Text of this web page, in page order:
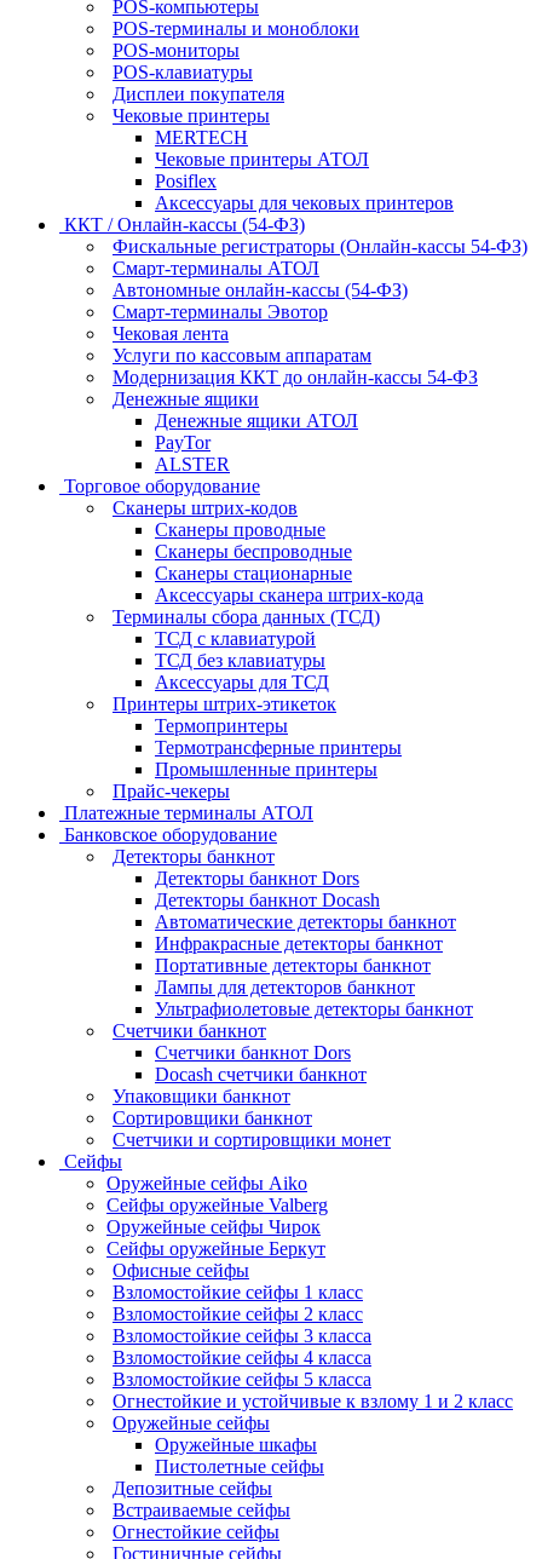
POS-компьютеры
POS-терминалы и моноблоки
POS-мониторы
POS-клавиатуры
Дисплеи покупателя
Чековые принтеры
MERTECH
Чековые принтеры АТОЛ
Posiflex
Аксессуары для чековых принтеров
ККТ / Онлайн-кассы (54-ФЗ)
Фискальные регистраторы (Онлайн-кассы 54-ФЗ)
Смарт-терминалы АТОЛ
Автономные онлайн-кассы (54-ФЗ)
Смарт-терминалы Эвотор
Чековая лента
Услуги по кассовым аппаратам
Модернизация ККТ до онлайн-кассы 54-ФЗ
Денежные ящики
Денежные ящики АТОЛ
PayTor
ALSTER
Торговое оборудование
Сканеры штрих-кодов
Сканеры проводные
Сканеры беспроводные
Сканеры стационарные
Аксессуары сканера штрих-кода
Терминалы сбора данных (ТСД)
ТСД с клавиатурой
ТСД без клавиатуры
Аксессуары для ТСД
Принтеры штрих-этикеток
Термопринтеры
Термотрансферные принтеры
Промышленные принтеры
Прайс-чекеры
Платежные терминалы АТОЛ
Банковское оборудование
Детекторы банкнот
Детекторы банкнот Dors
Детекторы банкнот Docash
Автоматические детекторы банкнот
Инфракрасные детекторы банкнот
Портативные детекторы банкнот
Лампы для детекторов банкнот
Ультрафиолетовые детекторы банкнот
Счетчики банкнот
Счетчики банкнот Dors
Docash счетчики банкнот
Упаковщики банкнот
Сортировщики банкнот
Счетчики и сортировщики монет
Сейфы
Оружейные сейфы Aiko
Сейфы оружейные Valberg
Оружейные сейфы Чирок
Сейфы оружейные Беркут
Офисные сейфы
Взломостойкие сейфы 1 класс
Взломостойкие сейфы 2 класс
Взломостойкие сейфы 3 класса
Взломостойкие сейфы 4 класса
Взломостойкие сейфы 5 класса
Огнестойкие и устойчивые к взлому 1 и 2 класс
Оружейные сейфы
Оружейные шкафы
Пистолетные сейфы
Депозитные сейфы
Встраиваемые сейфы
Огнестойкие сейфы
Гостиничные сейфы